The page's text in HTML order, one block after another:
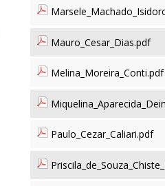
Mauro_Cesar_Dias.pdf
Melina_Moreira_Conti.pdf
Paulo_Cezar_Caliari.pdf